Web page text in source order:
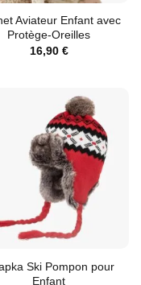
Aviateur Enfant avec
Protège-Oreilles
16,90 €
Ski Pompon pour
Enfant